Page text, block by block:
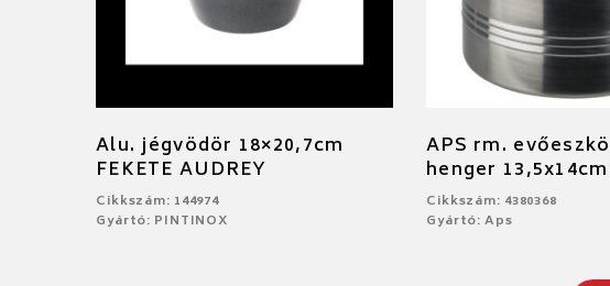
Alu. jégvödör 18×20,7cm
FEKETE AUDREY
Cikkszám: 144974
Gyártó: PINTINOX
APS rm.
henger
Cikkszám: 4380368
Gyártó: Aps